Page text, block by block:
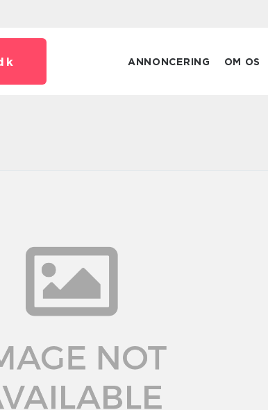
ANNONCERING OM OS